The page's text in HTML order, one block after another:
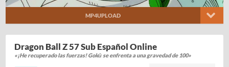
MP4UPLOAD
Dragon Ball Z 57 Sub Español Online
«¡He recuperado las fuerzas! Gokū se enfrenta a una gravedad de 100»